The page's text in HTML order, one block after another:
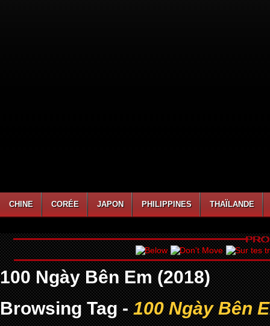
CHINE CORÉE JAPON PHILIPPINES THAÏLANDE
100 Ngày Bên Em (2018)
Browsing Tag -100 Ngày Bên